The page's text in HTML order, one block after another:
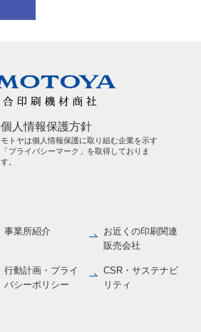
個人情報保護方針
モトヤは個人情報保護に取り組む企業を示す
「プライバシーマーク」を取得しておりま
す。
事業所紹介
お近くの印刷関連
販売会社
行動計画・プライ
バシーポリシー
CSR・サステナビ
リティ